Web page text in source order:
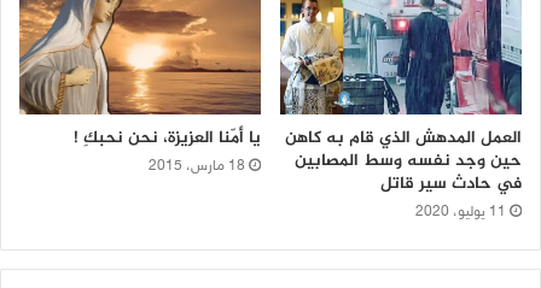
العمل المدهش الذي قام به كاهن
حين وجد نفسه وسط المصابين
في حادث سير قاتل
11 يوليو، 2020
يا أمّنا العزيزة، نحن نحبكِ !
18 مارس، 2015